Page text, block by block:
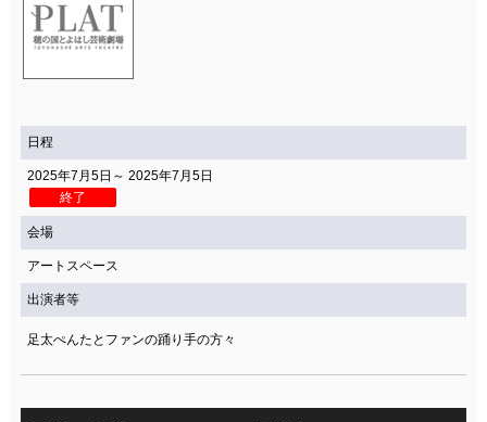
日程
2025年7月5日～ 2025年7月5日
終了
会場
アートスペース
出演者等
足太ぺんたとファンの踊り手の方々